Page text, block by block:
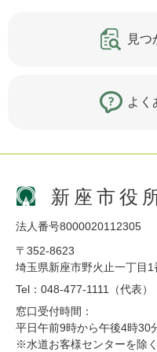
見つ
よく
新座市役
法人番号8000020112305
〒352-8623
埼玉県新座市野火止一丁目1
Tel：048-477-1111（代表）
窓口受付時間：
平日午前9時から午後4時30
※水道お客様センターを除く